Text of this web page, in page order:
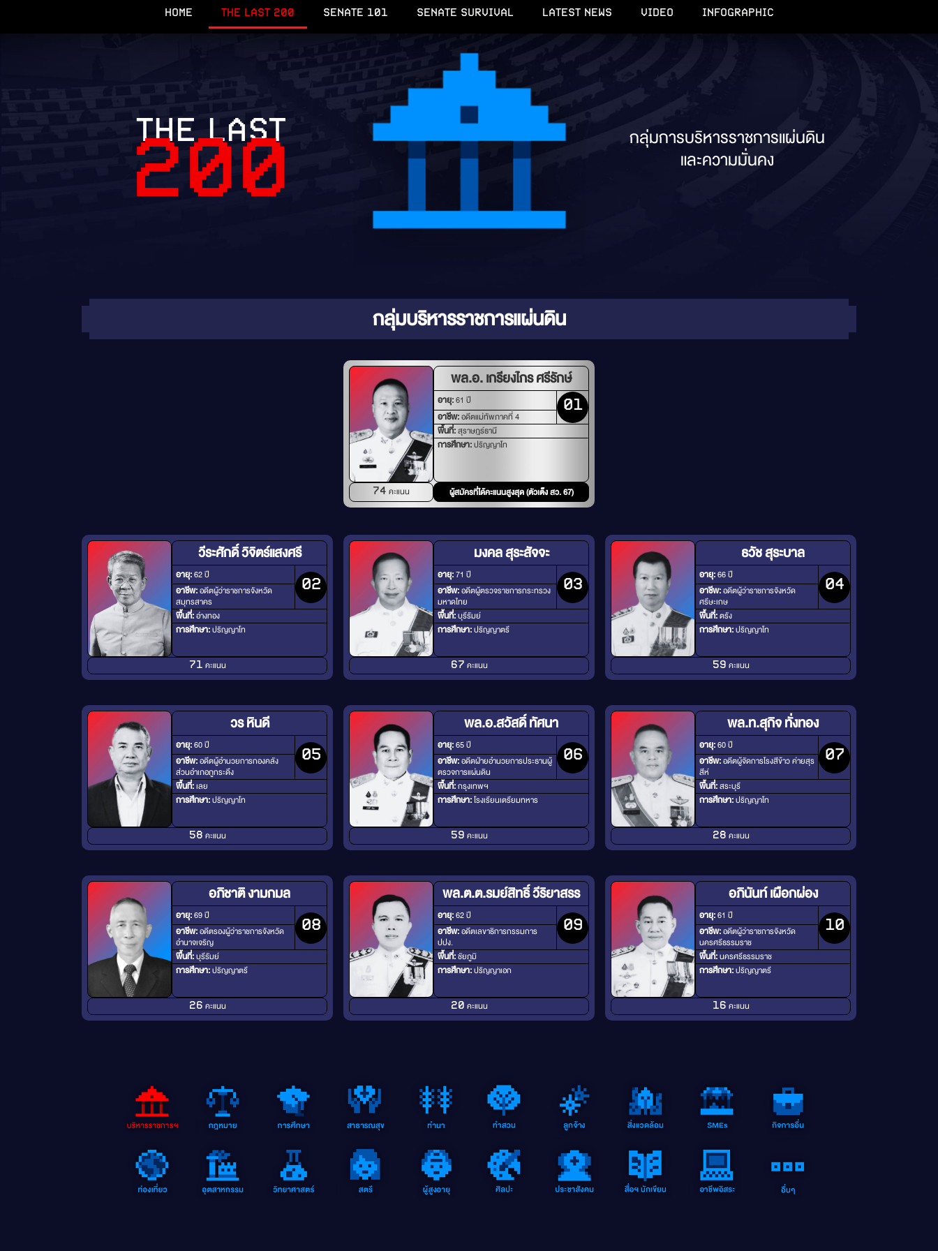
HOME THE LAST 200 SENATE 101 SENATE SURVIVAL LATEST NEWS VIDEO INFOGRAPHIC
THE LAST
200
กลุ่มการบริหารราชการแผ่นดิน
และความมั่นคง
กลุ่มบริหารราชการแผ่นดิน
พล.อ. เกรียงไกร ศรีรักษ์
อายุ:61 ปี
อาชีพ:อดีตแม่ทัพภาคที่ 4
01
พื้นที่:สุราษฎร์ธานี
การศึกษา:ปริญญาโท
74 คะแนน ผู้สมัครที่ได้คะแนนสูงสุด (ตัวเต็ง สว. 67)
วีระศักดิ์ วิจิตร์แสงศรี
อายุ:62 ปี
อาชีพ:อดีตผู้ว่าราชการจังหวัด
สมุทรสาคร
02
พื้นที่:อ่างทอง
การศึกษา:ปริญญาโท
71 คะแนน
มงคล สุระสัจจะ
อายุ:71 ปี
อาชีพ:อดีตผู้ตรวจราชการกระทรวง
มหาดไทย
03
พื้นที่:บุรีรัมย์
การศึกษา:ปริญญาตรี
67 คะแนน
ธวัช สุระบาล
อายุ:66 ปี
อาชีพ:อดีตผู้ว่าราชการจังหวัด
ศรีษะเกษ
04
พื้นที่:ตรัง
การศึกษา:ปริญญาโท
59 คะแนน
วร หินดี
อายุ:60 ปี
อาชีพ:อดีตผู้อำนวยการกองคลัง
ส่วนอำเภอภูกระดึง
05
พื้นที่:เลย
การศึกษา:ปริญญาโท
58 คะแนน
พล.อ.สวัสดิ์ ทัศนา
อายุ:65 ปี
อาชีพ:อดีตฝ่ายอำนวยการประธานผู้
ตรวจการแผ่นดิน
06
พื้นที่:กรุงเทพฯ
การศึกษา:โรงเรียนเตรียมทหาร
59 คะแนน
พล.ท.สุกิจ ทั่งทอง
อายุ:60 ปี
อาชีพ:อดีตผู้จัดการโรงสีข้าว ค่ายสุร
สีห์
07
พื้นที่:สระบุรี
การศึกษา:ปริญญาโท
28 คะแนน
อภิชาติ งามกมล
อายุ:69 ปี
อาชีพ:อดีตรองผู้ว่าราชการจังหวัด
อำนาจเจริญ
08
พื้นที่:บุรีรัมย์
การศึกษา:ปริญญาตรี
26 คะแนน
พล.ต.ต.รมย์สิทธิ์ วีริยาสรร
อายุ:62 ปี
อาชีพ:อดีตเลขาธิการกรรมการ
ปปง.
09
พื้นที่:ชัยภูมิ
การศึกษา:ปริญญาเอก
20 คะแนน
อภินันท์ เผือกผ่อง
อายุ:61 ปี
อาชีพ:อดีตผู้ว่าราชการจังหวัด
นครศรีธรรมราช
10
พื้นที่:นครศรีธรรมราช
การศึกษา:ปริญญาตรี
16 คะแนน